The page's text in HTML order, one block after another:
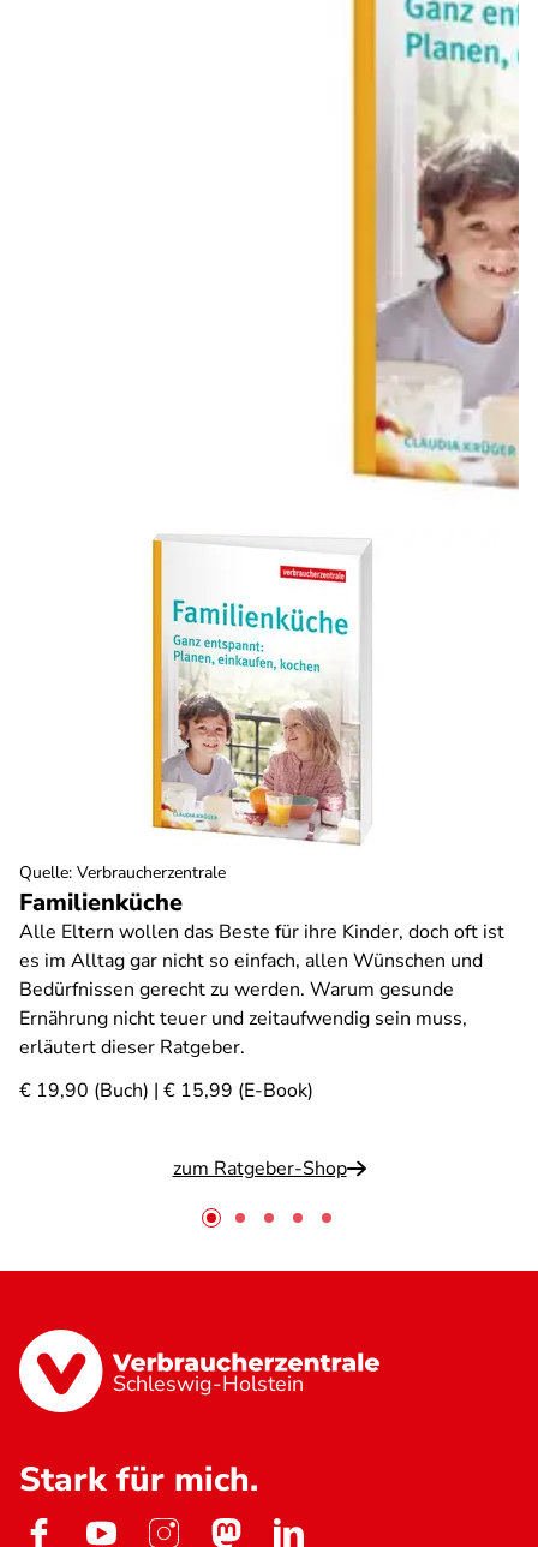
Familienküche
Alle Eltern wollen das Beste für ihre Kinder, doch oft ist
es im Alltag gar nicht so einfach, allen Wünschen und
Bedürfnissen gerecht zu werden. Warum gesunde
Ernährung nicht teuer und zeitaufwendig sein muss,
erläutert dieser Ratgeber.
€ 19,90 (Buch) | € 15,99 (E-Book)
zum Ratgeber-Shop
Quelle: Verbraucherzentrale
Schleswig-Holstein
Stark für mich.